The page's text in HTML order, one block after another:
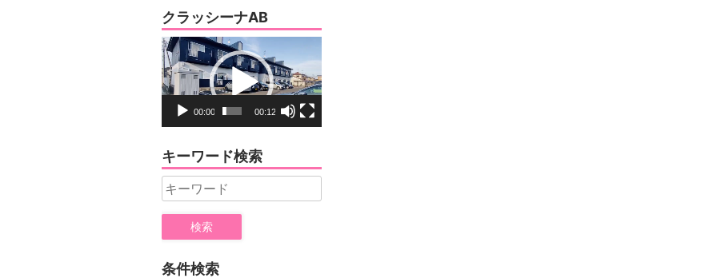
ー
クラッシーナAB
動
画
プ
ー
00:00 00:12
キーワード検索
Search
for:
条件検索